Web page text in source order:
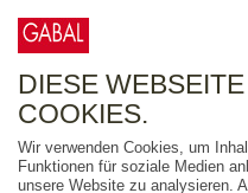
FREITEXT
DIESE
COOKIES.
Wir verwenden Cookies, um
Funktionen für soziale Medien
unsere Website zu analysieren.